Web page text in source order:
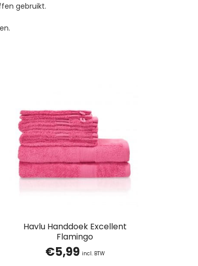
gebruikt.
Havlu Handdoek Excellent
Flamingo
€5,99 incl. BTW